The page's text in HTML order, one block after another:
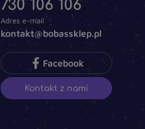
730 106 106
Adres e-mail
kontakt@bobassklep.pl
Facebook
Kontakt z nami